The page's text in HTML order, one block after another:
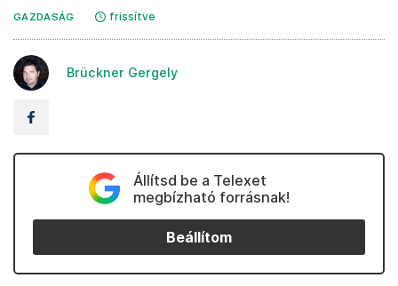
GAZDASÁG frissítve
Brückner Gergely
Állítsd be a Telexet
megbízható forrásnak!
Beállítom